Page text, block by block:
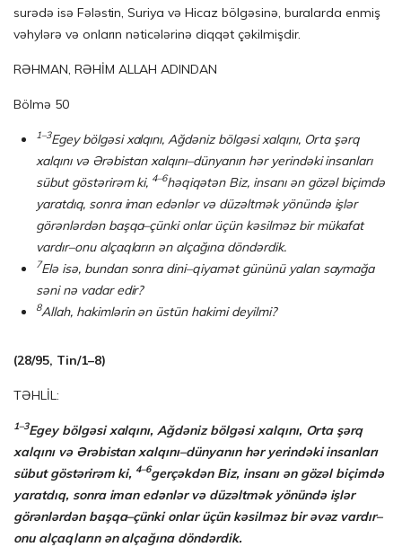
surədə isə Fələstin, Suriya və Hicaz bölgəsinə, buralarda enmiş
vəhylərə və onların nəticələrinə diqqət çəkilmişdir.
RƏHMAN, RƏHİM ALLAH ADINDAN
Bölmə 50
1–3Egey bölgəsi xalqını, Ağdəniz bölgəsi xalqını, Orta şərq
xalqını və Ərəbistan xalqını–dünyanın hər yerindəki insanları
sübut göstərirəm ki, 4–6həqiqətən Biz, insanı ən gözəl biçimdə
yaratdıq, sonra iman edənlər və düzəltmək yönündə işlər
görənlərdən başqa–çünki onlar üçün kəsilməz bir mükafat
vardır–onu alçaqların ən alçağına döndərdik.
7Elə isə, bundan sonra dini–qiyamət gününü yalan saymağa
səni nə vadar edir?
8Allah, hakimlərin ən üstün hakimi deyilmi?
(28/95, Tin/1–8)
TƏHLİL:
1–3Egey bölgəsi xalqını, Ağdəniz bölgəsi xalqını, Orta şərq
xalqını və Ərəbistan xalqını–dünyanın hər yerindəki insanları
sübut göstərirəm ki, 4–6gerçəkdən Biz, insanı ən gözəl biçimdə
yaratdıq, sonra iman edənlər və düzəltmək yönündə işlər
görənlərdən başqa–çünki onlar üçün kəsilməz bir əvəz vardır–
onu alçaqların ən alçağına döndərdik.